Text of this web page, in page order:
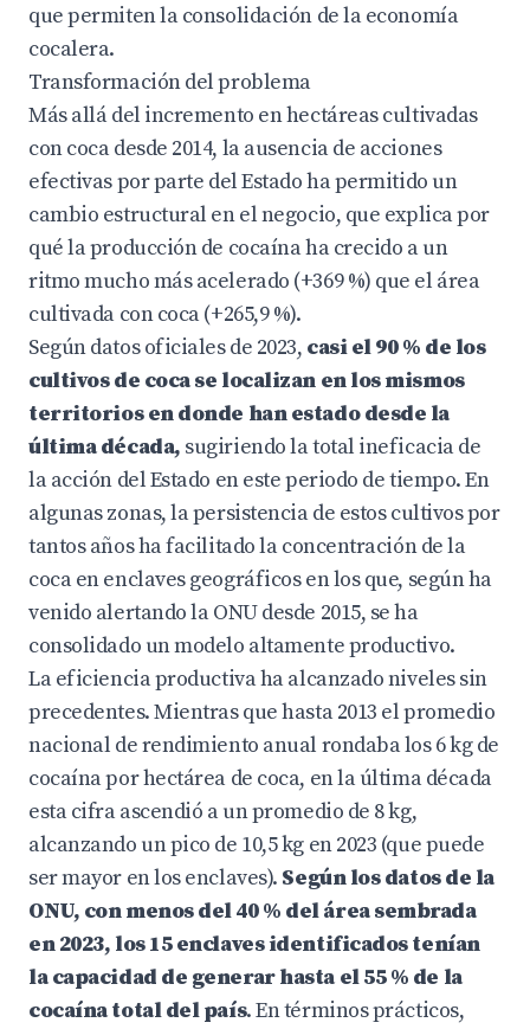
que permiten la consolidación de la economía
cocalera.
Transformación del problema
Más allá del incremento en hectáreas cultivadas
con coca desde 2014, la ausencia de acciones
efectivas por parte del Estado ha permitido un
cambio estructural en el negocio, que explica por
qué la producción de cocaína ha crecido a un
ritmo mucho más acelerado (+369 %) que el área
cultivada con coca (+265,9 %).
Según datos oficiales de 2023, casi el 90 % de los
cultivos de coca se localizan en los mismos
territorios en donde han estado desde la
última década, sugiriendo la total ineficacia de
la acción del Estado en este periodo de tiempo. En
algunas zonas, la persistencia de estos cultivos por
tantos años ha facilitado la concentración de la
coca en enclaves geográficos en los que, según ha
venido alertando la ONU desde 2015, se ha
consolidado un modelo altamente productivo.
La eficiencia productiva ha alcanzado niveles sin
precedentes. Mientras que hasta 2013 el promedio
nacional de rendimiento anual rondaba los 6 kg de
cocaína por hectárea de coca, en la última década
esta cifra ascendió a un promedio de 8 kg,
alcanzando un pico de 10,5 kg en 2023 (que puede
ser mayor en los enclaves). Según los datos de la
ONU, con menos del 40 % del área sembrada
en 2023, los 15 enclaves identificados tenían
la capacidad de generar hasta el 55 % de la
cocaína total del país. En términos prácticos,